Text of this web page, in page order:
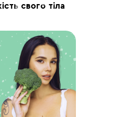
+
▪ Тренування + план
швидкою ходою 30
хв.
▪ Вечір тренування
для тонусу корпусу:
руки 20 хв.
▪ Повне витягування
тіла 30 хв.
Звіт дня: калорійність
+ кількість хв
тренувань.
свого тіла